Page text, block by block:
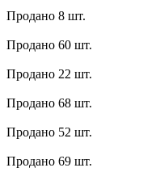
Продано 8 шт.
Продано 60 шт.
Продано 22 шт.
Продано 68 шт.
Продано 52 шт.
Продано 69 шт.